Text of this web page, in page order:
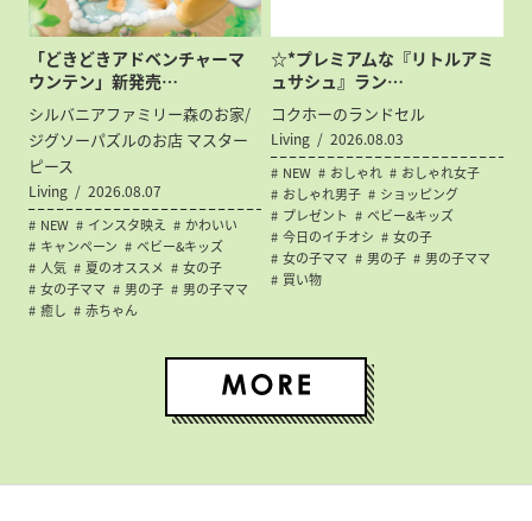
「どきどきアドベンチャーマ
ウンテン」新発売…
シルバニアファミリー森のお家/
ジグソーパズルのお店 マスター
ピース
Living 2026.08.07
NEW インスタ映え
かわいい
キャンペーン
ベビー&キッズ
人気
夏のオススメ
女の子
女の子ママ
男の子
男の子ママ
癒し
赤ちゃん
☆*プレミアムな『リトルアミ
ュサシュ』ラン…
コクホーのランドセル
Living 2026.08.03
NEW おしゃれ
おしゃれ女子
おしゃれ男子
ショッピング
プレゼント
ベビー&キッズ
今日のイチオシ
女の子
女の子ママ
男の子
男の子ママ
買い物